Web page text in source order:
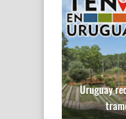
Uruguay